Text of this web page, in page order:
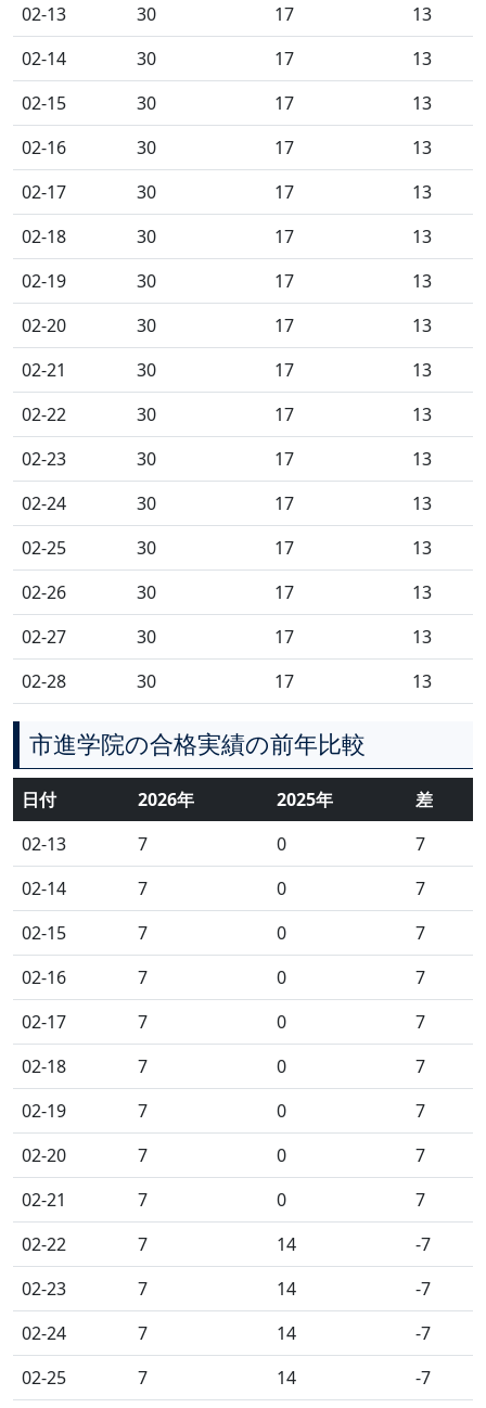
02-13
30 17
13
02-14
30 17
13
02-15
30 17
13
02-16
30 17
13
02-17
30 17
13
02-18
30 17
13
02-19
30 17
13
02-20
30 17
13
02-21
30 17
13
02-22
30 17
13
02-23
30 17
13
02-24
30 17
13
02-25
30 17
13
02-26
30 17
13
02-27
30 17
13
02-28
30 17 13
市進学院の合格実績の前年比較
日付 2026年 2025年
差
02-13
7 0
7
02-14
7 0
7
02-15
7 0
7
02-16
7 0
7
02-17
7 0
7
02-18
7 0
7
02-19
7 0
7
02-20
7 0
7
02-21
7 0
7
02-22
7 14
-7
02-23
7 14
-7
02-24
7 14
-7
02-25
7 14
-7